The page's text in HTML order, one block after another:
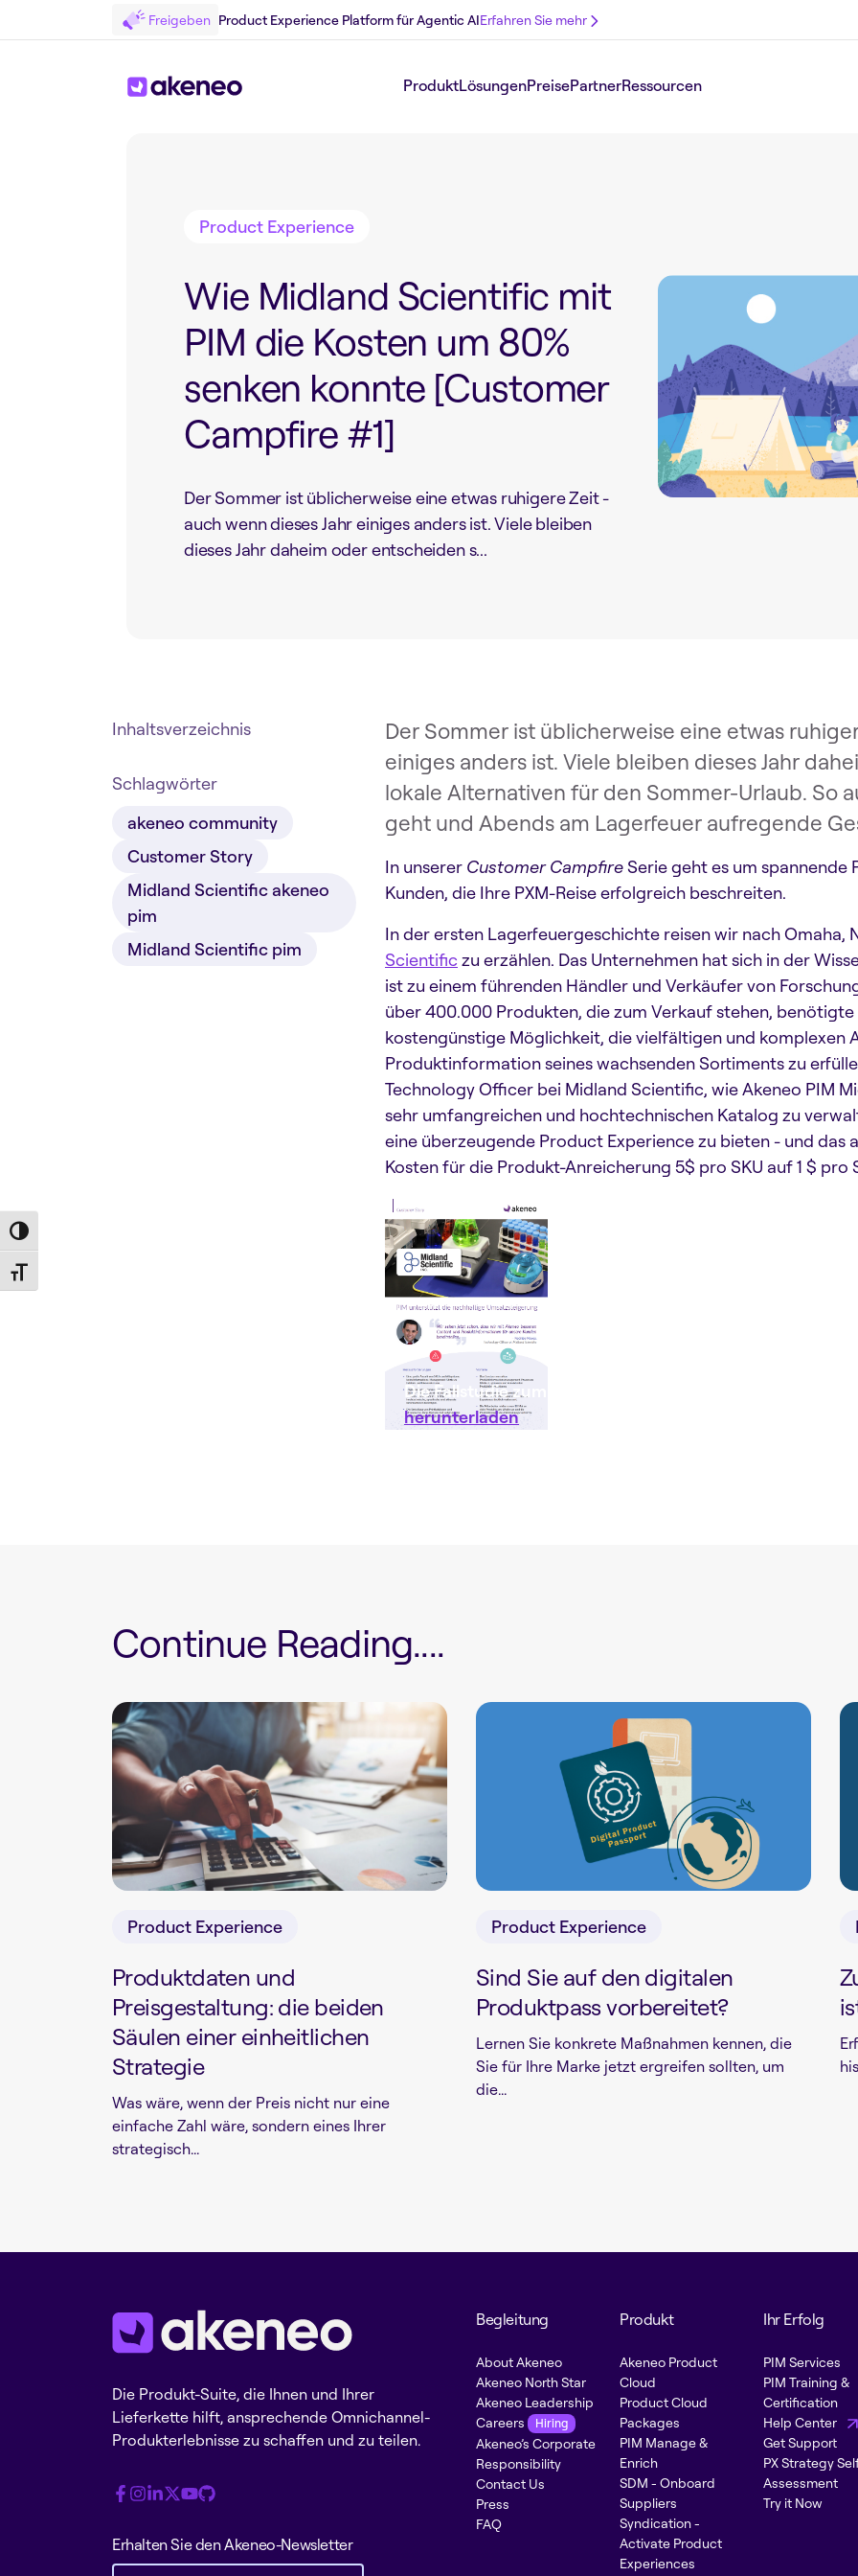
Toggle High Contrast
Toggle Font size
Freigeben Product Experience Platform für Agentic AIErfahren Sie mehr
ProduktLösungenPreisePartnerRessourcen
Product Experience
Wie Midland Scientific mit
PIM die Kosten um 80%
senken konnte [Customer
Campfire #1]
Der Sommer ist üblicherweise eine etwas ruhigere Zeit -
auch wenn dieses Jahr einiges anders ist. Viele bleiben
dieses Jahr daheim oder entscheiden s...
Inhaltsverzeichnis
Schlagwörter
akeneo community
Customer Story
Midland Scientific akeneo
pim
Midland Scientific pim
Der Sommer ist üblicherweise eine etwas
einiges anders ist. Viele bleiben dieses Jahr
lokale Alternativen für den Sommer-Urlaub. So
geht und Abends am Lagerfeuer aufregende
In unserer Customer Campfire Serie geht es um
Kunden, die Ihre PXM-Reise erfolgreich beschreiten.
In der ersten Lagerfeuergeschichte reisen wir nach Omaha,
Scientific zu erzählen. Das Unternehmen hat sich in der
ist zu einem führenden Händler und Verkäufer von
über 400.000 Produkten, die zum Verkauf stehen, benötigte
kostengünstige Möglichkeit, die vielfältigen und komplexen
Produktinformation seines wachsenden Sortiments zu
Technology Officer bei Midland Scientific, wie Akeneo PIM
sehr umfangreichen und hochtechnischen Katalog zu
eine überzeugende Product Experience zu bieten - und das
Kosten für die Produkt-Anreicherung 5$ pro SKU auf 1 $ pro
Die Fallstudie zum PIM-Projekt bei Midland Scientific
herunterladen
Continue Reading....
Product Experience
Produktdaten und
Preisgestaltung: die beiden
Säulen einer einheitlichen
Strategie
Was wäre, wenn der Preis nicht nur eine
einfache Zahl wäre, sondern eines Ihrer
strategisch...
Product Experience
Sind Sie auf den digitalen
Produktpass vorbereitet?
Lernen Sie konkrete Maßnahmen kennen, die
Sie für Ihre Marke jetzt ergreifen sollten, um
die...
Die Produkt-Suite, die Ihnen und Ihrer
Lieferkette hilft, ansprechende Omnichannel-
Produkterlebnisse zu schaffen und zu teilen.
Erhalten Sie den Akeneo-Newsletter
Begleitung
About Akeneo
Akeneo North Star
Akeneo Leadership
Careers
Hiring
Akeneo’s Corporate
Responsibility
Contact Us
Press
FAQ
Produkt
Akeneo Product
Cloud
Product Cloud
Packages
PIM Manage &
Enrich
SDM - Onboard
Suppliers
Syndication -
Activate Product
Experiences
Ihr Erfolg
PIM Services
PIM Training &
Certification
Help Center
Get Support
PX Strategy
Assessment
Try it Now